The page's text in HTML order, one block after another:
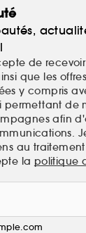
de
que les
y compris
permettant de
afin
au
la politique